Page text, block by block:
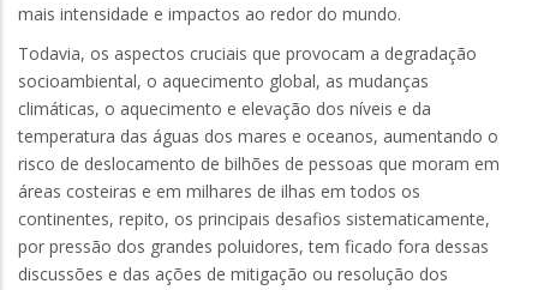
mais intensidade e impactos ao redor do mundo.
Todavia, os aspectos cruciais que provocam a degradação
socioambiental, o aquecimento global, as mudanças
climáticas, o aquecimento e elevação dos níveis e da
temperatura das águas dos mares e oceanos, aumentando o
risco de deslocamento de bilhões de pessoas que moram em
áreas costeiras e em milhares de ilhas em todos os
continentes, repito, os principais desafios sistematicamente,
por pressão dos grandes poluidores, tem ficado fora dessas
discussões e das ações de mitigação ou resolução dos